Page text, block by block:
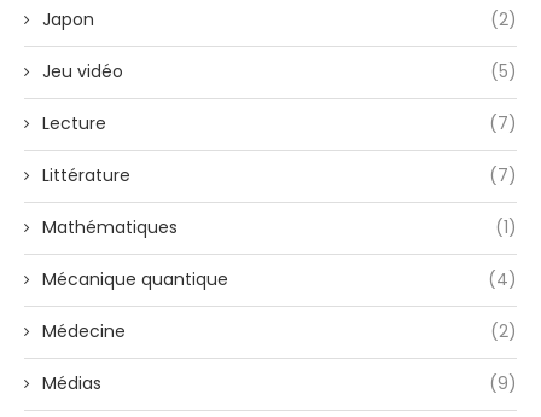
Japon (2)
Jeu vidéo (5)
Lecture (7)
Littérature (7)
Mathématiques (1)
Mécanique quantique (4)
Médecine (2)
Médias (9)